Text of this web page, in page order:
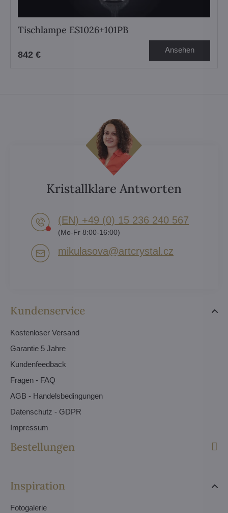
Tischlampe ES1026+101PB
842 € Ansehen
Kundenservice
Kostenloser Versand
Garantie 5 Jahre
Kundenfeedback
Fragen - FAQ
AGB - Handelsbedingungen
Datenschutz - GDPR
Impressum
Bestellungen
Inspiration
Fotogalerie
Kristallklare Antworten
(EN) +49 (0) 15 236 240 567
(Mo-Fr 8:00-16:00)
mikulasova​@artcrystal​.cz